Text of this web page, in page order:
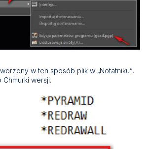
w ten sposób plik w „Notatniku”,
wersji.